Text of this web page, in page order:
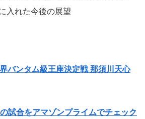
入れた今後の展望
バンタム級王座決定戦 那須川天心
試合をアマゾンプライムでチェック